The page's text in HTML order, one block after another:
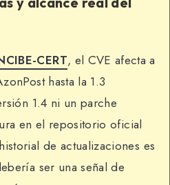
CERT, el CVE afecta a
hasta la 1.3
1.4 ni un parche
en el repositorio oficial
de actualizaciones es
ser una señal de